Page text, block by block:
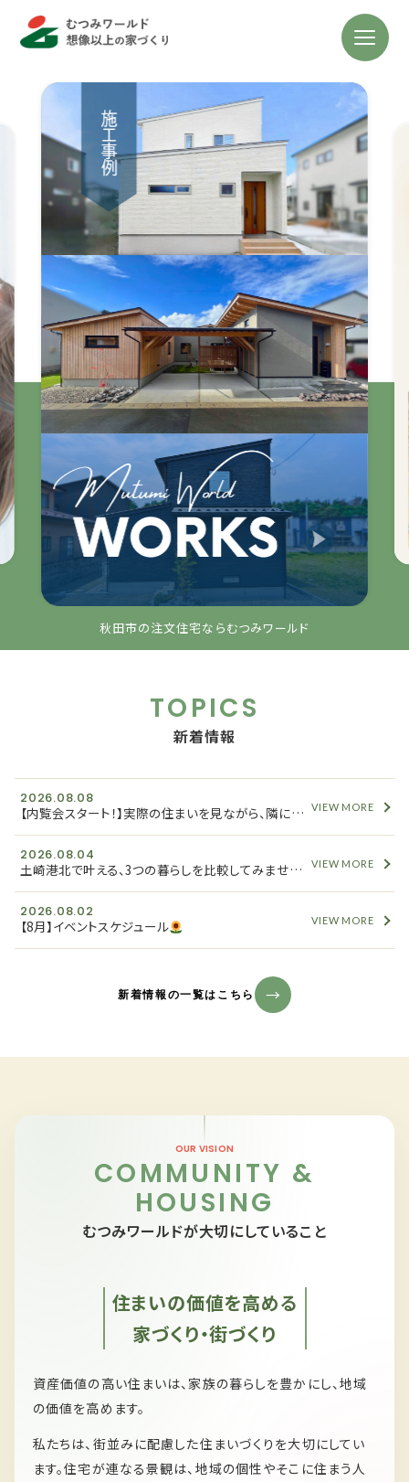
秋田市の注文住宅ならむつみワールド
TOPICS
新着情報
2026.08.08
【内覧会スタート！】実際の住まいを見ながら、隣に建つ「新築分譲住宅」の情報もご紹介します！ VIEW MORE
2026.08.04
土崎港北で叶える、3つの暮らしを比較してみませんか？ VIEW MORE
2026.08.02
【8月】イベントスケジュール VIEW MORE
新着情報の一覧はこちら
OUR VISION
COMMUNITY &
HOUSING
むつみワールドが大切にしていること
住まいの価値を高める
家づくり・街づくり
資産価値の高い住まいは、家族の暮らしを豊かにし、地域
の価値を高めます。
私たちは、 街並みに配慮した住まいづくりを大切にしてい
ます。住宅が連なる景観は、 地域の個性やそこに住まう人